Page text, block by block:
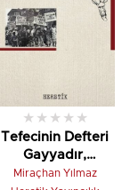
Tefecinin Defteri
Gayyadır,
Düşmeyegör!;Doğu
★ ★ ★ ★ ★
Miraçhan Yılmaz